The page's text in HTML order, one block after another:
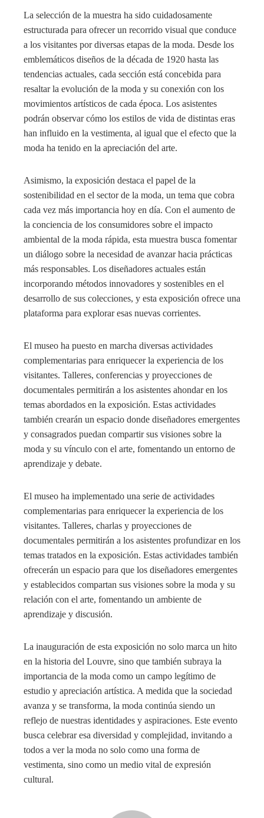
La selección de la muestra ha sido cuidadosamente
estructurada para ofrecer un recorrido visual que conduce
a los visitantes por diversas etapas de la moda. Desde los
emblemáticos diseños de la década de 1920 hasta las
tendencias actuales, cada sección está concebida para
resaltar la evolución de la moda y su conexión con los
movimientos artísticos de cada época. Los asistentes
podrán observar cómo los estilos de vida de distintas eras
han influido en la vestimenta, al igual que el efecto que la
moda ha tenido en la apreciación del arte.
Asimismo, la exposición destaca el papel de la
sostenibilidad en el sector de la moda, un tema que cobra
cada vez más importancia hoy en día. Con el aumento de
la conciencia de los consumidores sobre el impacto
ambiental de la moda rápida, esta muestra busca fomentar
un diálogo sobre la necesidad de avanzar hacia prácticas
más responsables. Los diseñadores actuales están
incorporando métodos innovadores y sostenibles en el
desarrollo de sus colecciones, y esta exposición ofrece una
plataforma para explorar esas nuevas corrientes.
El museo ha puesto en marcha diversas actividades
complementarias para enriquecer la experiencia de los
visitantes. Talleres, conferencias y proyecciones de
documentales permitirán a los asistentes ahondar en los
temas abordados en la exposición. Estas actividades
también crearán un espacio donde diseñadores emergentes
y consagrados puedan compartir sus visiones sobre la
moda y su vínculo con el arte, fomentando un entorno de
aprendizaje y debate.
El museo ha implementado una serie de actividades
complementarias para enriquecer la experiencia de los
visitantes. Talleres, charlas y proyecciones de
documentales permitirán a los asistentes profundizar en los
temas tratados en la exposición. Estas actividades también
ofrecerán un espacio para que los diseñadores emergentes
y establecidos compartan sus visiones sobre la moda y su
relación con el arte, fomentando un ambiente de
aprendizaje y discusión.
La inauguración de esta exposición no solo marca un hito
en la historia del Louvre, sino que también subraya la
importancia de la moda como un campo legítimo de
estudio y apreciación artística. A medida que la sociedad
avanza y se transforma, la moda continúa siendo un
reflejo de nuestras identidades y aspiraciones. Este evento
busca celebrar esa diversidad y complejidad, invitando a
todos a ver la moda no solo como una forma de
vestimenta, sino como un medio vital de expresión
cultural.